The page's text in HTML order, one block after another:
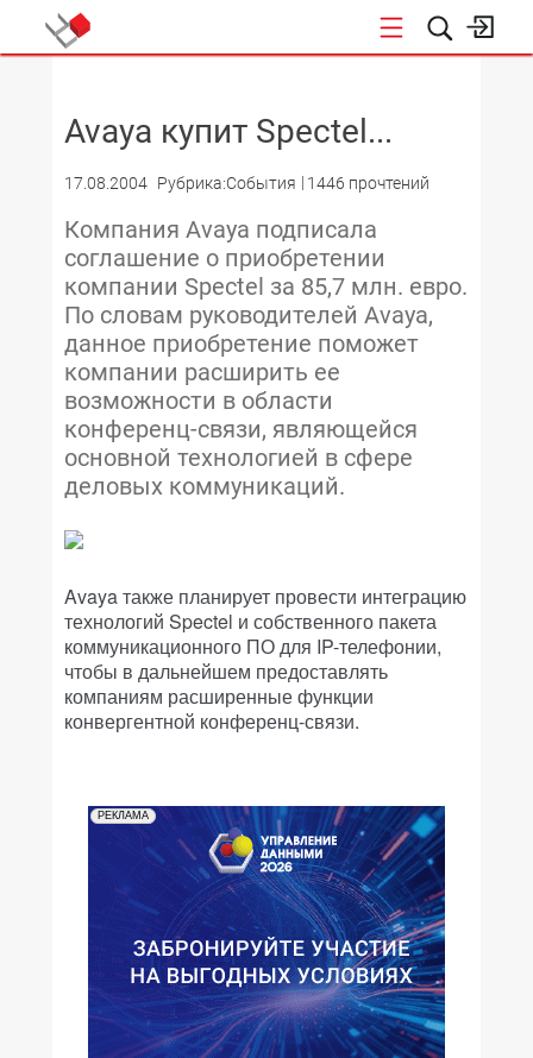
Avaya купит Spectel...
17.08.2004 Рубрика:События 1446 прочтений
Компания Avaya подписала
соглашение о приобретении
компании Spectel за 85,7 млн. евро.
По словам руководителей Avaya,
данное приобретение поможет
компании расширить ее
возможности в области
конференц-связи, являющейся
основной технологией в сфере
деловых коммуникаций.
Avaya также планирует провести интеграцию
технологий Spectel и собственного пакета
коммуникационного ПО для IP-телефонии,
чтобы в дальнейшем предоставлять
компаниям расширенные функции
конвергентной конференц-связи.
РЕКЛАМА